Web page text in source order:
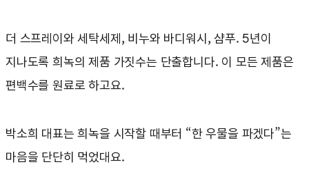
더 스프레이와 세탁세제, 비누와 바디워시, 샴푸. 5년이
지나도록 희녹의 제품 가짓수는 단출합니다. 이 모든 제품은
편백수를 원료로 하고요.
박소희 대표는 희녹을 시작할 때부터 “한 우물을 파겠다”는
마음을 단단히 먹었대요.